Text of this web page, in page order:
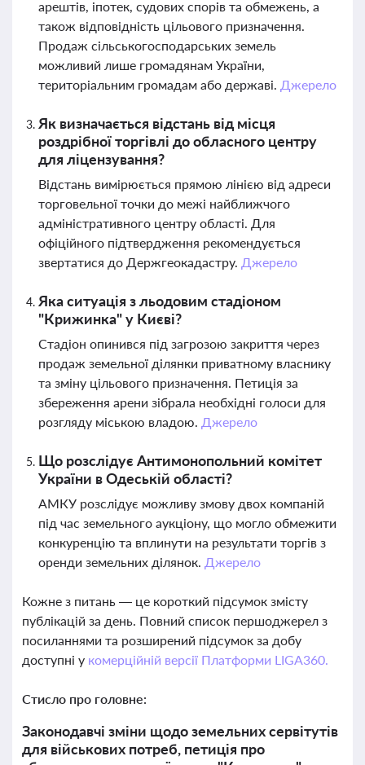
арештів, іпотек, судових спорів та обмежень, а
також відповідність цільового призначення.
Продаж сільськогосподарських земель
можливий лише громадянам України,
територіальним громадам або державі. Джерело
Як визначається відстань від місця
роздрібної торгівлі до обласного центру
для ліцензування?
Відстань вимірюється прямою лінією від адреси
торговельної точки до межі найближчого
адміністративного центру області. Для
офіційного підтвердження рекомендується
звертатися до Держгеокадастру. Джерело
Яка ситуація з льодовим стадіоном
"Крижинка" у Києві?
Стадіон опинився під загрозою закриття через
продаж земельної ділянки приватному власнику
та зміну цільового призначення. Петиція за
збереження арени зібрала необхідні голоси для
розгляду міською владою. Джерело
Що розслідує Антимонопольний комітет
України в Одеській області?
АМКУ розслідує можливу змову двох компаній
під час земельного аукціону, що могло обмежити
конкуренцію та вплинути на результати торгів з
оренди земельних ділянок. Джерело
Кожне з питань — це короткий підсумок змісту
публікацій за день. Повний список першоджерел з
посиланнями та розширений підсумок за добу
доступні у комерційній версії Платформи LIGA360.
Стисло про головне:
Законодавчі зміни щодо земельних сервітутів
для військових потреб, петиція про